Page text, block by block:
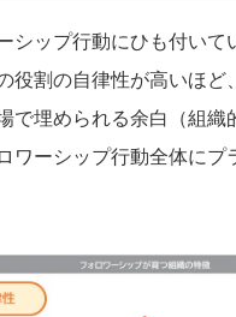
シップ行動にひも付いて
役割の自律性が高いほど
で埋められる余白（組織
ワーシップ行動全体にプ